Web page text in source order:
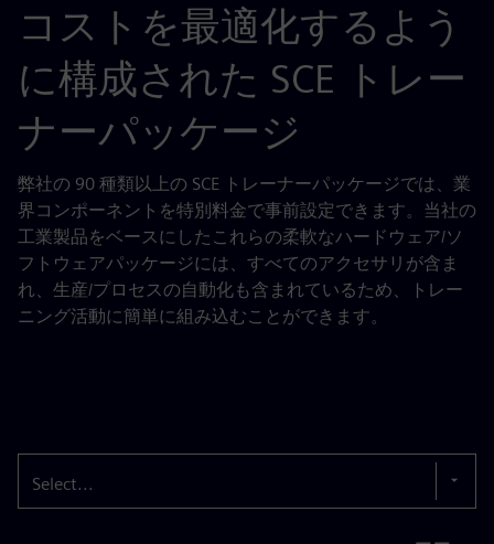
コストを最適化するよう
に構成された SCE トレー
ナーパッケージ
弊社の 90 種類以上の SCE トレーナーパッケージでは、業
界コンポーネントを特別料金で事前設定できます。当社の
工業製品をベースにしたこれらの柔軟なハードウェア/ソ
フトウェアパッケージには、すべてのアクセサリが含ま
れ、生産/プロセスの自動化も含まれているため、トレー
ニング活動に簡単に組み込むことができます。
Select...